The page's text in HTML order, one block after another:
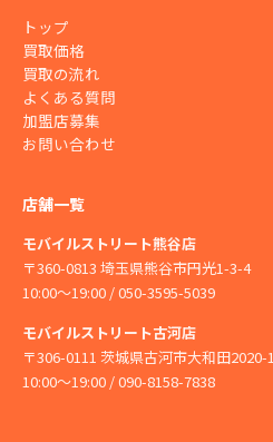
トップ
買取価格
買取の流れ
よくある質問
加盟店募集
お問い合わせ
店舗一覧
モバイルストリート熊谷店
〒360-0813 埼玉県熊谷市円光1-3-4
10:00〜19:00 / 050-3595-5039
モバイルストリート古河店
〒306-0111 茨城県古河市大和田2020-
10:00〜19:00 / 090-8158-7838